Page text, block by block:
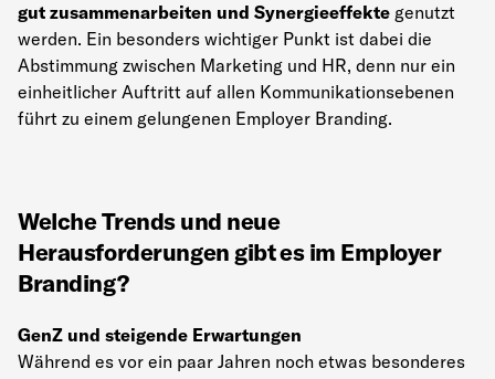
gut zusammenarbeiten und Synergieeffekte genutzt
werden. Ein besonders wichtiger Punkt ist dabei die
Abstimmung zwischen Marketing und HR, denn nur ein
einheitlicher Auftritt auf allen Kommunikationsebenen
führt zu einem gelungenen Employer Branding.
Welche Trends und neue
Herausforderungen gibt es im Employer
Branding?
GenZ und steigende Erwartungen
Während es vor ein paar Jahren noch etwas besonderes